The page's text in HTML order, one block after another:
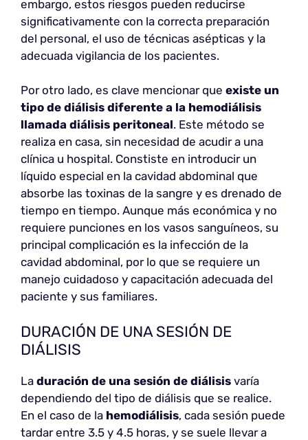
embargo, estos riesgos pueden reducirse
significativamente con la correcta preparación
del personal, el uso de técnicas asépticas y la
adecuada vigilancia de los pacientes.
Por otro lado, es clave mencionar que existe un
tipo de diálisis diferente a la hemodiálisis
llamada diálisis peritoneal. Este método se
realiza en casa, sin necesidad de acudir a una
clínica u hospital. Constiste en introducir un
líquido especial en la cavidad abdominal que
absorbe las toxinas de la sangre y es drenado de
tiempo en tiempo. Aunque más económica y no
requiere punciones en los vasos sanguíneos, su
principal complicación es la infección de la
cavidad abdominal, por lo que se requiere un
manejo cuidadoso y capacitación adecuada del
paciente y sus familiares.
DURACIÓN DE UNA SESIÓN DE
DIÁLISIS
La duración de una sesión de diálisis varía
dependiendo del tipo de diálisis que se realice.
En el caso de la hemodiálisis, cada sesión puede
tardar entre 3.5 y 4.5 horas, y se suele llevar a